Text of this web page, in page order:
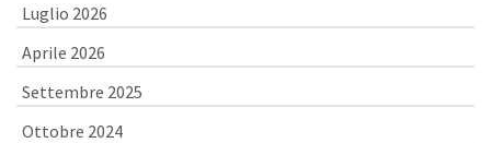
Luglio 2026
Aprile 2026
Settembre 2025
Ottobre 2024